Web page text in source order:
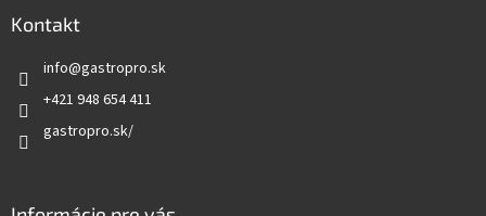
Kontakt
info@gastropro.sk
+421 948 654 411
gastropro.sk/